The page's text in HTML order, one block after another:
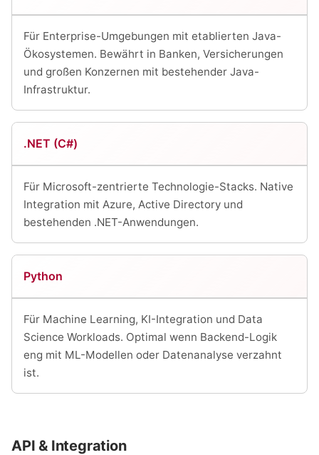
Für Enterprise-Umgebungen mit etablierten Java-
Ökosystemen. Bewährt in Banken, Versicherungen
und großen Konzernen mit bestehender Java-
Infrastruktur.
.NET (C#)
Für Microsoft-zentrierte Technologie-Stacks. Native
Integration mit Azure, Active Directory und
bestehenden .NET-Anwendungen.
Python
Für Machine Learning, KI-Integration und Data
Science Workloads. Optimal wenn Backend-Logik
eng mit ML-Modellen oder Datenanalyse verzahnt
ist.
API & Integration